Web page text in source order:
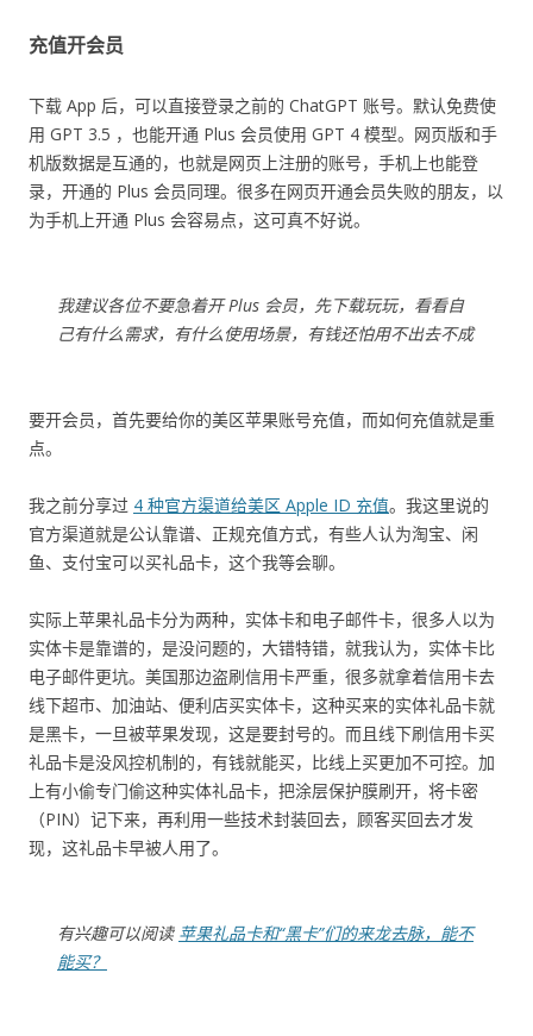
充值开会员
下载 App 后，可以直接登录之前的 ChatGPT 账号。默认免费使
用 GPT 3.5 ，也能开通 Plus 会员使用 GPT 4 模型。网页版和手
机版数据是互通的，也就是网页上注册的账号，手机上也能登
录，开通的 Plus 会员同理。很多在网页开通会员失败的朋友，以
为手机上开通 Plus 会容易点，这可真不好说。
我建议各位不要急着开 Plus 会员，先下载玩玩，看看自
己有什么需求，有什么使用场景，有钱还怕用不出去不成
要开会员，首先要给你的美区苹果账号充值，而如何充值就是重
点。
我之前分享过 4 种官方渠道给美区 Apple ID 充值。我这里说的
官方渠道就是公认靠谱、正规充值方式，有些人认为淘宝、闲
鱼、支付宝可以买礼品卡，这个我等会聊。
实际上苹果礼品卡分为两种，实体卡和电子邮件卡，很多人以为
实体卡是靠谱的，是没问题的，大错特错，就我认为，实体卡比
电子邮件更坑。美国那边盗刷信用卡严重，很多就拿着信用卡去
线下超市、加油站、便利店买实体卡，这种买来的实体礼品卡就
是黑卡，一旦被苹果发现，这是要封号的。而且线下刷信用卡买
礼品卡是没风控机制的，有钱就能买，比线上买更加不可控。加
上有小偷专门偷这种实体礼品卡，把涂层保护膜刷开，将卡密
（PIN）记下来，再利用一些技术封装回去，顾客买回去才发
现，这礼品卡早被人用了。
有兴趣可以阅读 苹果礼品卡和“黑卡”们的来龙去脉，能不
能买？